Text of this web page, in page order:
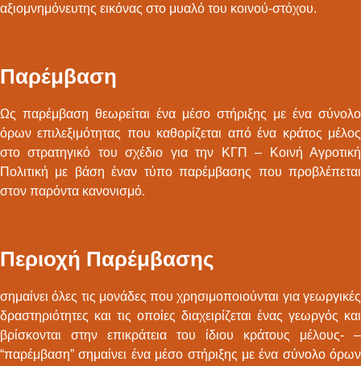
αξιομνημόνευτης εικόνας στο μυαλό του κοινού-στόχου.
Παρέμβαση
Ως παρέμβαση θεωρείται ένα μέσο στήριξης με ένα σύνολο
όρων επιλεξιμότητας που καθορίζεται από ένα κράτος μέλος
στο στρατηγικό του σχέδιο για την ΚΓΠ – Κοινή Αγροτική
Πολιτική με βάση έναν τύπο παρέμβασης που προβλέπεται
στον παρόντα κανονισμό.
Περιοχή Παρέμβασης
σημαίνει όλες τις μονάδες που χρησιμοποιούνται για γεωργικές
δραστηριότητες και τις οποίες διαχειρίζεται ένας γεωργός και
βρίσκονται στην επικράτεια του ίδιου κράτους μέλους- –
“παρέμβαση” σημαίνει ένα μέσο στήριξης με ένα σύνολο όρων